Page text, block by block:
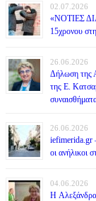
02.07.2026
«ΝΟΤΙΕΣ
15χρονου
26.06.2026
Δήλωση της
της Ε.
26.06.2026
iefimerida.gr
οι ανήλικοι
04.06.2026
H